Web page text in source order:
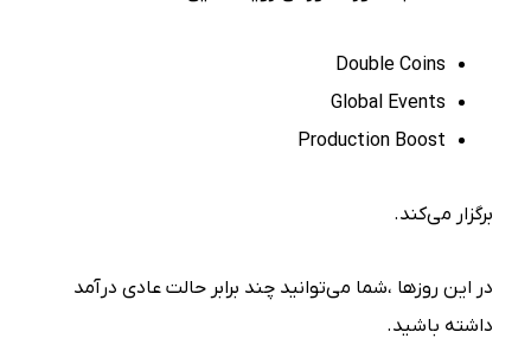
Double Coins
Global Events
Production Boost
برگزار می‌کند.
در این روزها ،شما می‌توانید چند برابر حالت عادی درآمد
داشته باشید.